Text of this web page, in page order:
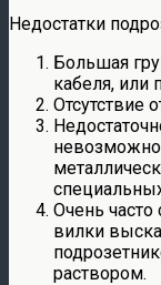
Недостатки
Большая
кабеля, или
Отсутствие
Очень часто
вилки
раствором.